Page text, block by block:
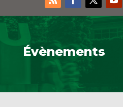
Évènements